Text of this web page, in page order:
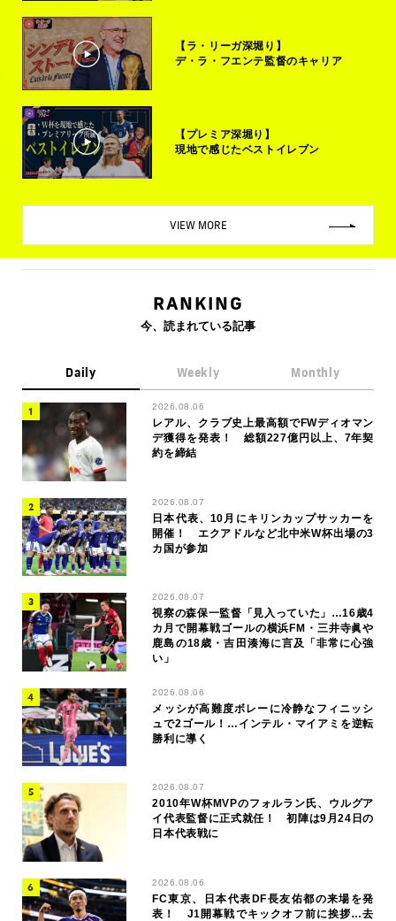
【ラ・リーガ深堀り】
デ・ラ・フエンテ監督のキャリア
【プレミア深堀り】
現地で感じたベストイレブン
VIEW MORE
RANKING
今、読まれている記事
Daily Weekly Monthly
2026.08.06
レアル、クラブ史上最高額でFWディオマン
デ獲得を発表！ 総額227億円以上、7年契
約を締結
2026.08.07
日本代表、10月にキリンカップサッカーを
開催！ エクアドルなど北中米W杯出場の3
カ国が参加
2026.08.07
視察の森保一監督「見入っていた」…16歳4
カ月で開幕戦ゴールの横浜FM・三井寺眞や
鹿島の18歳・吉田湊海に言及「非常に心強
い」
2026.08.06
メッシが高難度ボレーに冷静なフィニッシ
ュで2ゴール！…インテル・マイアミを逆転
勝利に導く
2026.08.07
2010年W杯MVPのフォルラン氏、ウルグア
イ代表監督に正式就任！ 初陣は9月24日の
日本代表戦に
2026.08.06
FC東京、日本代表DF長友佑都の来場を発
表！ J1開幕戦でキックオフ前に挨拶…去